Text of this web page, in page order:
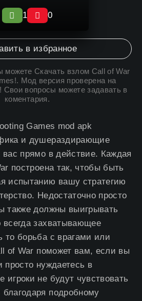
1 0
в избранное
можете Скачать взлом Call of War
!. Мод версия проверена на
Свои вопросы можете задавать в
коментария.
Games mod apk
и душераздирающие
вас прямо в действие. Каждая
построена так, чтобы быть
испытанию вашу стратегию
Недостаточно просто
также должны выигрывать
захватывающее
то борьба с врагами или
of War поможет вам, если вы
просто нуждаетесь в
не будут чувствовать
подробному